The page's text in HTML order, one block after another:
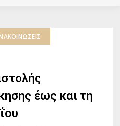
έως και τη